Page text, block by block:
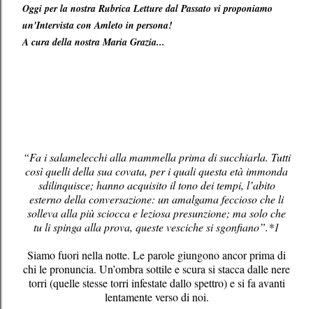
Oggi per la nostra Rubrica Letture dal Passato vi proponiamo
un'Intervista con Amleto in persona!
A cura della nostra Maria Grazia...
“Fa i salamelecchi alla mammella prima di succhiarla. Tutti
così quelli della sua covata, per i quali questa età immonda
sdilinquisce; hanno acquisito il tono dei tempi, l’abito
esterno della conversazione: un amalgama feccioso che li
solleva alla più sciocca e leziosa presunzione; ma solo che
tu li spinga alla prova, queste vesciche si sgonfiano”.*1
Siamo fuori nella notte. Le parole giungono ancor prima di
chi le pronuncia. Un’ombra sottile e scura si stacca dalle nere
torri (quelle stesse torri infestate dallo spettro) e si fa avanti
lentamente verso di noi.